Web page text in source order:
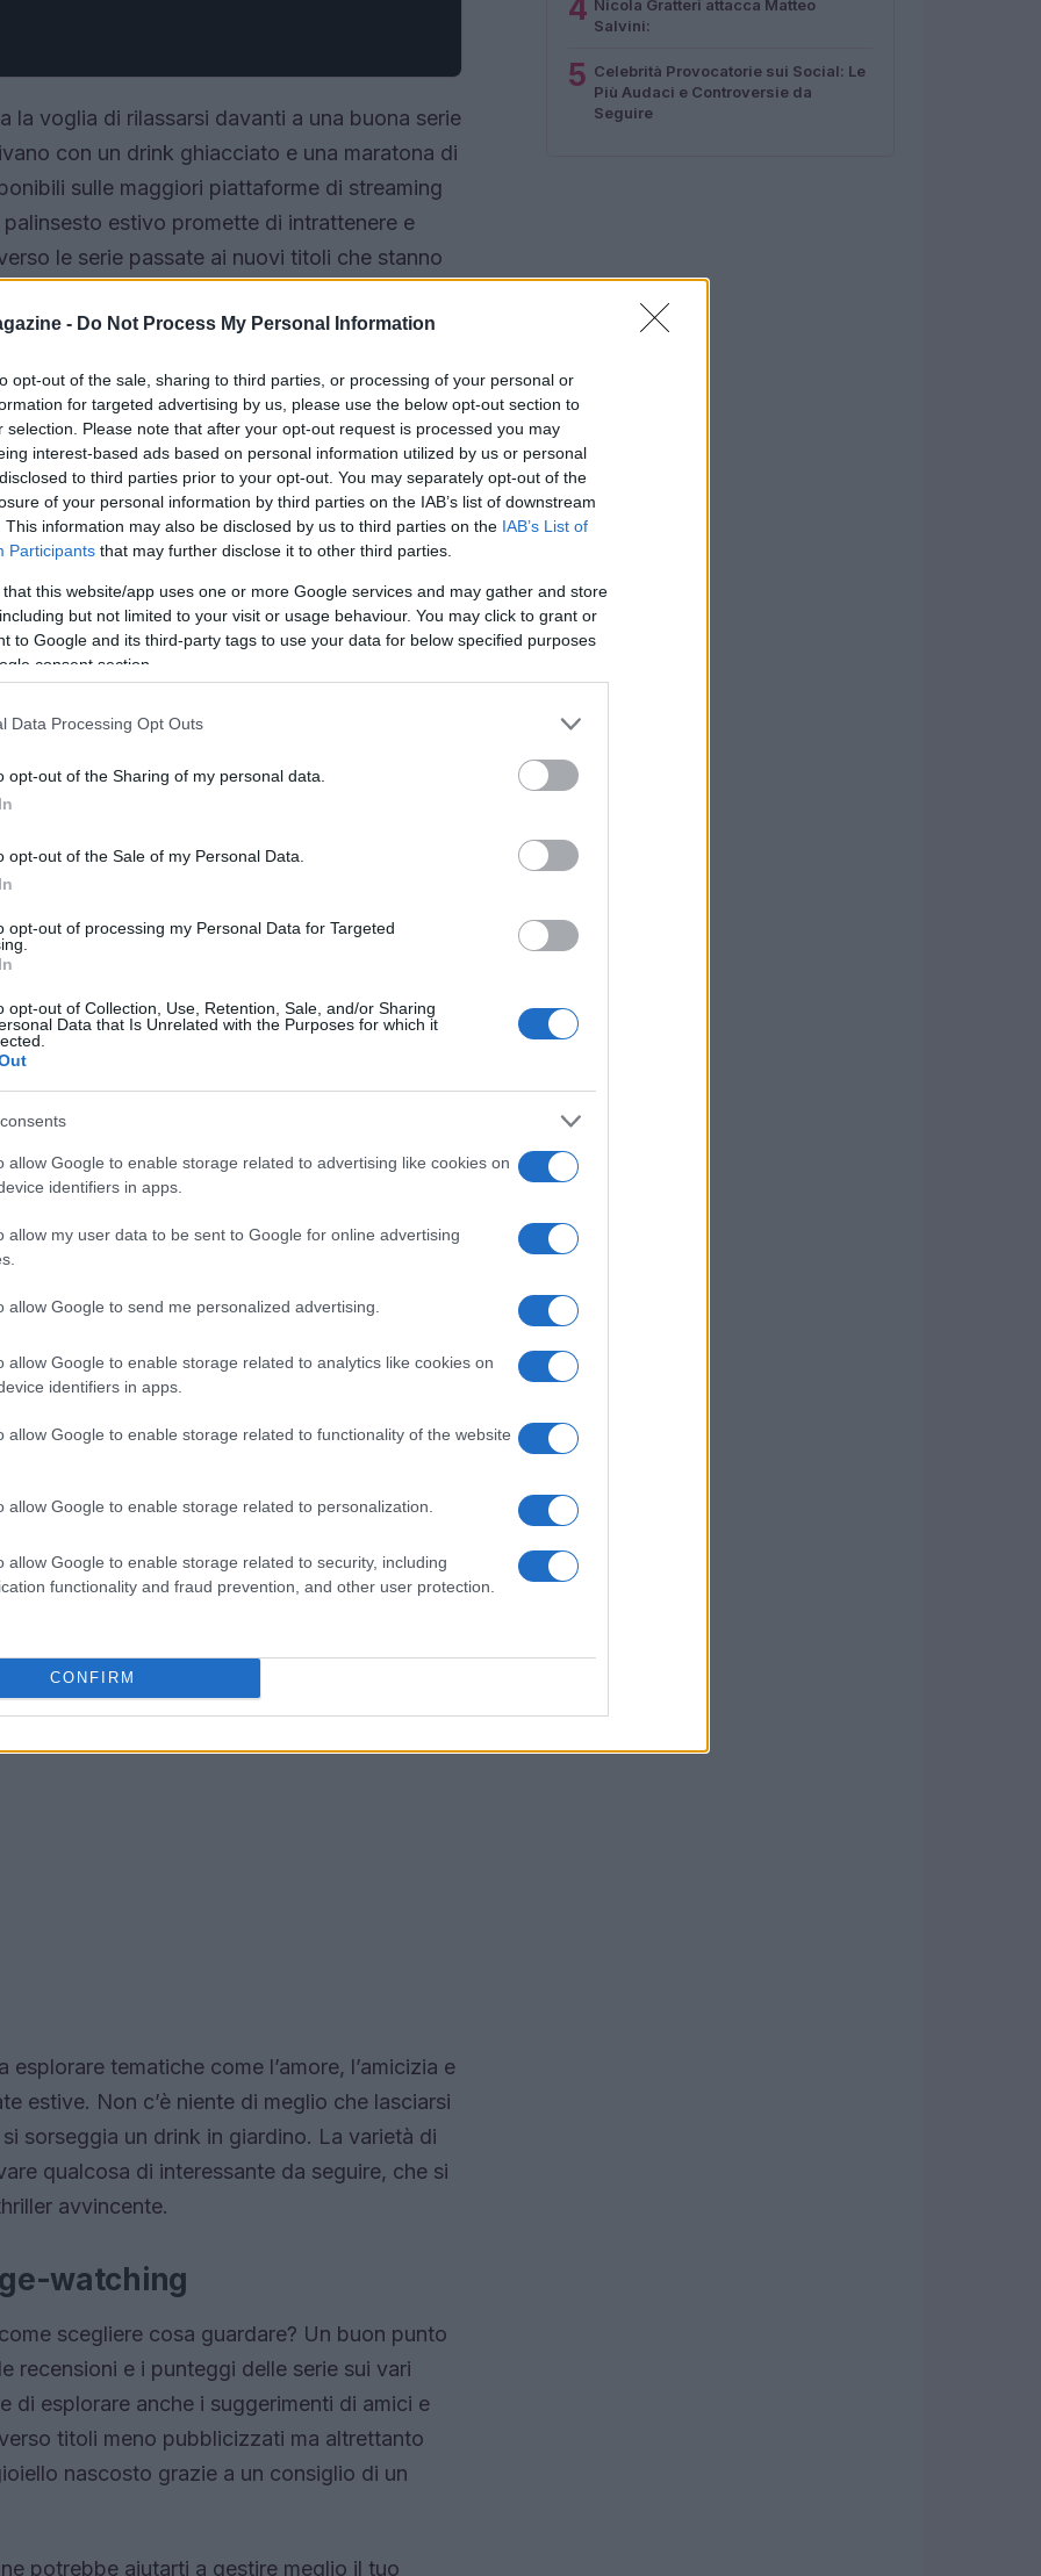
- Do Not Process My Personal Information
opt-out of the sale, sharing to third parties, or processing of your personal or
for targeted advertising by us, please use the below opt-out section to
selection. Please note that after your opt-out request is processed you may
interest-based ads based on personal information utilized by us or personal
to third parties prior to your opt-out. You may separately opt-out of the
of your personal information by third parties on the IAB’s list of downstream
This information may also be disclosed by us to third parties on the IAB’s List of
Participants that may further disclose it to other third parties.
that this website/app uses one or more Google services and may gather and store
but not limited to your visit or usage behaviour. You may click to grant or
to Google and its third-party tags to use your data for below specified purposes
consent section.
Data Processing Opt Outs
opt-out of the Sharing of my personal data.
opt-out of the Sale of my Personal Data.
opt-out of processing my Personal Data for Targeted
opt-out of Collection, Use, Retention, Sale, and/or Sharing
Data that Is Unrelated with the Purposes for which it
allow Google to enable storage related to advertising like cookies on
identifiers in apps.
allow my user data to be sent to Google for online advertising
allow Google to send me personalized advertising.
allow Google to enable storage related to analytics like cookies on
identifiers in apps.
allow Google to enable storage related to functionality of the website
allow Google to enable storage related to personalization.
allow Google to enable storage related to security, including
functionality and fraud prevention, and other user protection.
CONFIRM
la voglia di rilassarsi davanti a una buona serie
con un drink ghiacciato e una maratona di
sulle maggiori piattaforme di streaming
estivo promette di intrattenere e
le serie passate ai nuovi titoli che stanno
è ricca di opportunità per ogni amante delle
da non perdere e perché vale la pena
arricchisce di nuovi titoli che stanno già
più attese c’è sicuramente la seconda
ha già attratto milioni di fan. Chi non è
avventure dei personaggi? Questa nuova
grazie a trame avvincenti e
le aspettative di chi ha seguito la prima.
produzioni ispirate a fatti realmente
un caso di cronaca nera che ha scosso
solo offrono intrattenimento, ma anche una
storia recente. Chi ama il genere troverà
di storie che hanno lasciato il segno.
tornano con nuove stagioni e che
Chi non attende con ansia il ritorno di una
che ha saputo affezionare gli spettatori nel
e nuove avventure rende queste serie
passate.
tematiche come l’amore, l’amicizia e
estive. Non c’è niente di meglio che lasciarsi
sorseggia un drink in giardino. La varietà di
qualcosa di interessante da seguire, che si
avvincente.
watching
scegliere cosa guardare? Un buon punto
recensioni e i punteggi delle serie sui vari
di esplorare anche i suggerimenti di amici e
titoli meno pubblicizzati ma altrettanto
nascosto grazie a un consiglio di un
potrebbe aiutarti a gestire meglio il tuo
4 Nicola Gratteri attacca Matteo
Salvini:
5 Celebrità Provocatorie sui Social: Le
Più Audaci e Controversie da
Seguire